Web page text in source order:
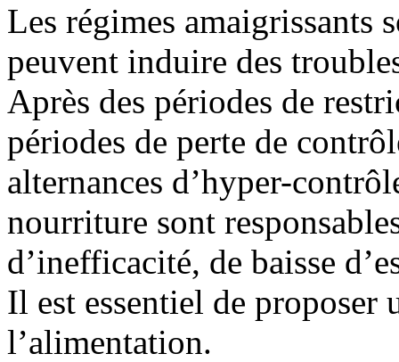
Les régimes amaigrissants
peuvent induire des
Après des périodes de
périodes de perte de
alternances d’hyper-
nourriture sont
d’inefficacité, de baisse
Il est essentiel de proposer
l’alimentation.